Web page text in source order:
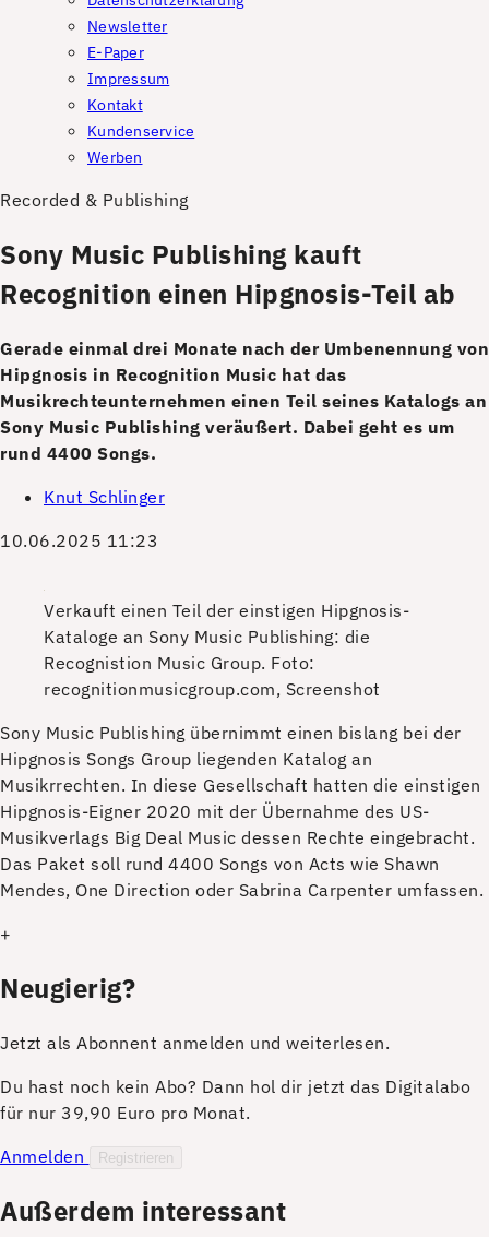
Newsletter
E-Paper
Impressum
Kontakt
Kundenservice
Werben
Recorded & Publishing
Sony Music Publishing kauft
Recognition einen Hipgnosis-Teil ab
Gerade einmal drei Monate nach der Umbenennung von
Hipgnosis in Recognition Music hat das
Musikrechteunternehmen einen Teil seines Katalogs an
Sony Music Publishing veräußert. Dabei geht es um
rund 4400 Songs.
Knut Schlinger
10.06.2025 11:23
Verkauft einen Teil der einstigen Hipgnosis-
Kataloge an Sony Music Publishing: die
Recognistion Music Group. Foto:
recognitionmusicgroup.com, Screenshot
Sony Music Publishing übernimmt einen bislang bei der
Hipgnosis Songs Group liegenden Katalog an
Musikrrechten. In diese Gesellschaft hatten die einstigen
Hipgnosis-Eigner 2020 mit der Übernahme des US-
Musikverlags Big Deal Music dessen Rechte eingebracht.
Das Paket soll rund 4400 Songs von Acts wie Shawn
Mendes, One Direction oder Sabrina Carpenter umfassen.
+
Neugierig?
Jetzt als Abonnent anmelden und weiterlesen.
Du hast noch kein Abo? Dann hol dir jetzt das Digitalabo
für nur 39,90 Euro pro Monat.
Anmelden
Registrieren
Außerdem interessant